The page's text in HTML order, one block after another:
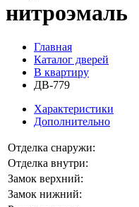
нитроэмаль
Главная
Каталог дверей
В квартиру
ДВ-779
Характеристики
Дополнительно
Отделка снаружи:
Отделка внутри:
Замок верхний:
Замок нижний: